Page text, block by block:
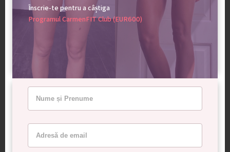
Înscrie-te pentru a câștiga
Programul CarmenFIT Club (EUR600)